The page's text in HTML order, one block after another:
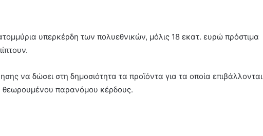
υπερκέρδη των πολυεθνικών, µόλις 18 εκατ. ευρώ πρόστιµα
να δώσει στη δηµοσιότητα τα προϊόντα για τα οποία επιβάλλονται
θεωρουµένου παρανόµου κέρδους.